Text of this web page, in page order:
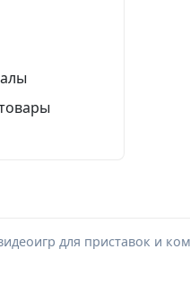
для приставок и